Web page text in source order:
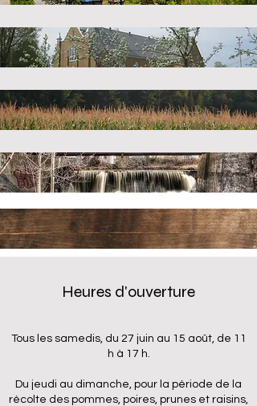
Heures d'ouverture
Tous les samedis, du 27 juin au 15 août, de 11
h à 17 h.
Du jeudi au dimanche, pour la période de la
récolte des pommes, poires, prunes et raisins,